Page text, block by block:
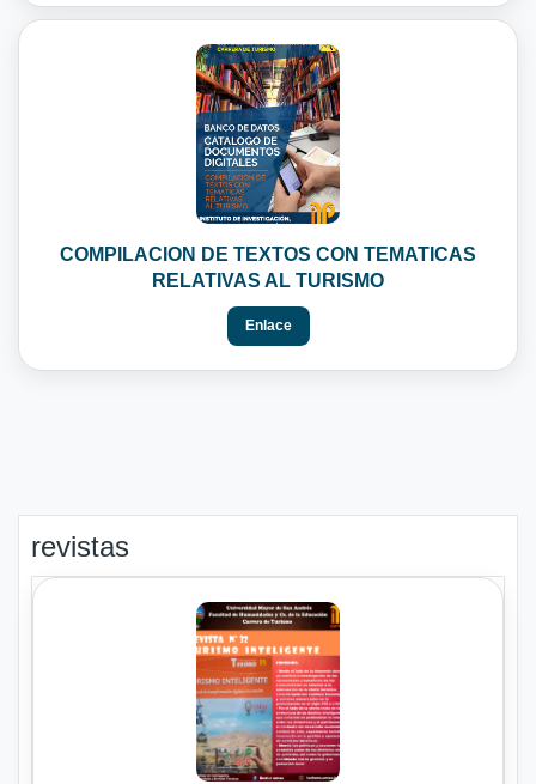
COMPILACION DE TEXTOS CON TEMATICAS
RELATIVAS AL TURISMO
Enlace
revistas